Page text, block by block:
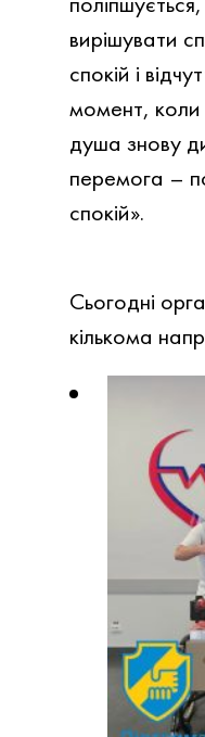
вирішувати
спокій і
момент, коли
душа знову
перемога –
спокій».
Сьогодні
кількома